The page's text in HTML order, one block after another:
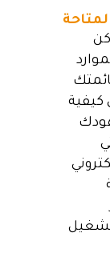
كن
كيفية